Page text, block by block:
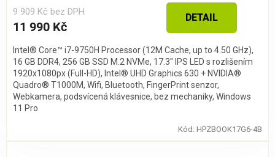
9 909 Kč bez DPH
11 990 Kč
DETAIL
Intel® Core™ i7-9750H Processor (12M Cache, up to 4.50 GHz),
16 GB DDR4, 256 GB SSD M.2 NVMe, 17.3" IPS LED s rozlišením
1920x1080px (Full-HD), Intel® UHD Graphics 630 + NVIDIA®
Quadro® T1000M, Wifi, Bluetooth, FingerPrint senzor,
Webkamera, podsvícená klávesnice, bez mechaniky, Windows
11 Pro
Kód: HPZBOOK17G6-4B